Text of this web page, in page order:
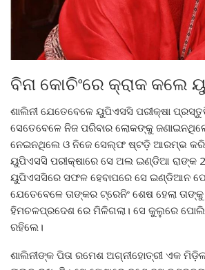
ବିନା କୋଚିଂରେ କ୍ରାକ କଲେ
ଶାଲିନୀ ଯେତେବେଳେ ୟୁପିଏସସି ପରୀକ୍ଷା
ସେତେବେଳେ ନିଜ ପରିବାର ଲୋକଙ୍କୁ
ନେଇନଥିଲେ ଓ ନିଜେ ସେଲ୍ଫ ଷ୍ଟଡ଼ି ଆରମ୍ଭ
ୟୁପିଏସସି ପରୀକ୍ଷାରେ ସେ ଅଲ ଇଣ୍ଡିଆ ରାଙ୍କ
ୟୁପିଏସସିରେ ସଫଳ ହେବାପରେ ସେ ଇଣ୍ଡିଆନ
ଯେତେବେଳେ ତାଙ୍କର ଟ୍ରେନିଂ ଶେଷ ହେଲା
ହିମଚଳପ୍ରଦେଶ ରେ ମିଳିଗଲା। ସେ କୁଲୁରେ
ରହିଲେ।
ଶାଲିନୀଙ୍କ ପିତା ରମେଶ ଅଗ୍ନୀହୋତ୍ରୀ ଏକ